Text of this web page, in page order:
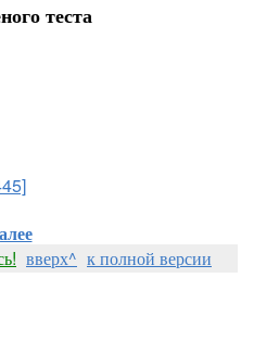
теста
вверх^ к полной версии